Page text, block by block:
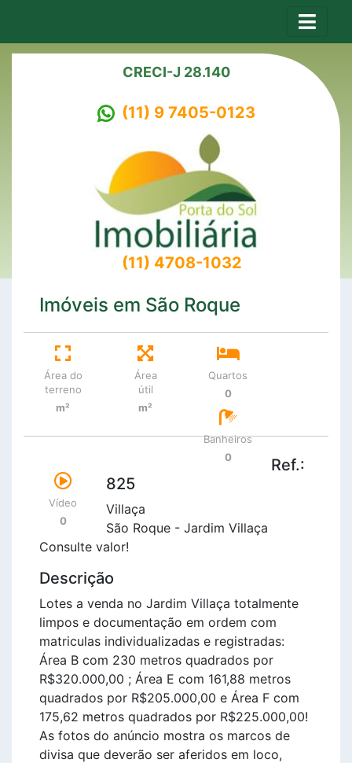
CRECI-J 28.140
(11) 9 7405-0123
(11) 4708-1032
Imóveis em São Roque
Área do
terreno
m²
Área
útil
m²
Quartos
0
Banheiros
0
Vídeo
0
Ref.:
825
Villaça
São Roque - Jardim Villaça
Consulte valor!
Descrição
Lotes a venda no Jardim Villaça totalmente
limpos e documentação em ordem com
matriculas individualizadas e registradas:
Área B com 230 metros quadrados por
R$320.000,00 ; Área E com 161,88 metros
quadrados por R$205.000,00 e Área F com
175,62 metros quadrados por R$225.000,00!
As fotos do anúncio mostra os marcos de
divisa que deverão ser aferidos em loco,